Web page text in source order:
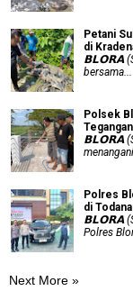
Petani
di
𝗕𝗟𝗢𝗥𝗔
bersama...
Polsek
𝗕𝗟𝗢𝗥𝗔
Polres
di
𝗕𝗟𝗢𝗥𝗔
Polres
Next More »